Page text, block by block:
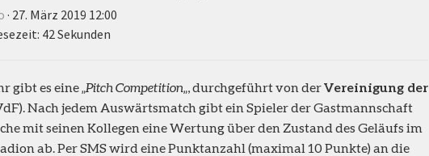
· 27. März 2019 12:00
42 Sekunden
gibt es eine „ Pitch Competition „, durchgeführt von derVereinigung der
Nach jedem Auswärtsmatch gibt ein Spieler der Gastmannschaft
mit seinen Kollegen eine Wertung über den Zustand des Geläufs im
ab. Per SMS wird eine Punktanzahl (maximal 10 Punkte) an die